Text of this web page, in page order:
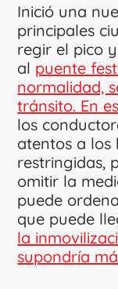
Inició una
principales
regir el pico
al puente
normalidad,
tránsito. En
los
atentos a los
restringidas,
omitir la
puede
que puede
la
supondría